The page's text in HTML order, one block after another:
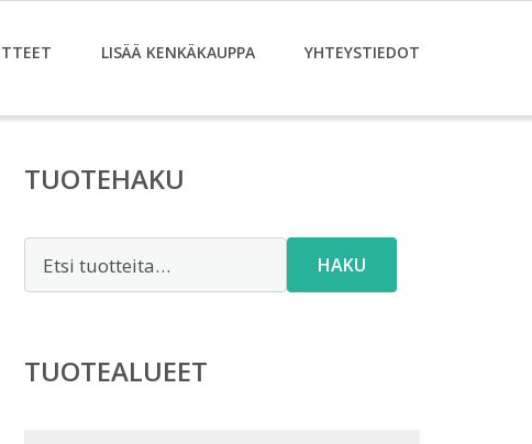
LISÄÄ KENKÄKAUPPA YHTEYSTIEDOT
TUOTEHAKU
HAKU
TUOTEALUEET